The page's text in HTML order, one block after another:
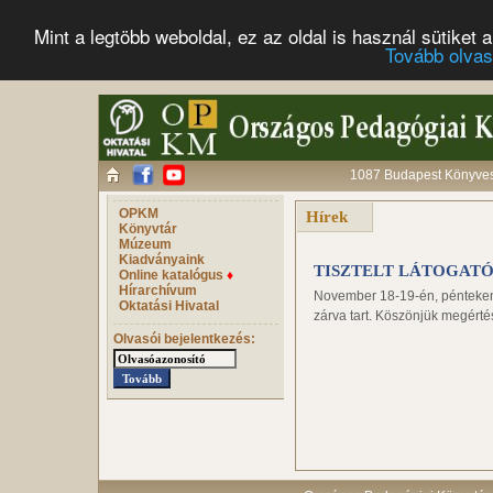
Mint a legtöbb weboldal, ez az oldal is használ sütiket
Tovább
1087 Budapest
OPKM
Könyvtár
Múzeum
Kiadványaink
Online katalógus ♦
Hírarchívum
Oktatási Hivatal
Olvasói bejelentkezés:
Hírek
TISZTELT
November 18-19-én,
zárva tart. Köszönjük